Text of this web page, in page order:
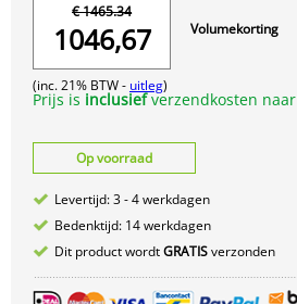
€ 1465.34
1046,67
(inc. 21% BTW - uitleg)
Volumekorting
Prijs is inclusiefverzendkosten naar
Op voorraad
Levertijd: 3 - 4 werkdagen
Bedenktijd: 14 werkdagen
Dit product wordtGRATISverzonden